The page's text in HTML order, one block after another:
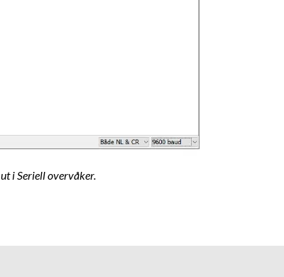
i Seriell overvåker.